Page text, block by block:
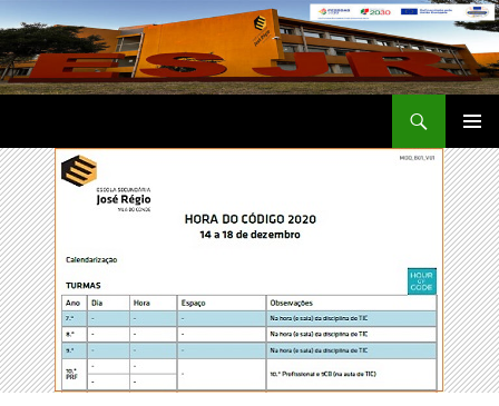
Saltar
para
o
conteúdo
MENU